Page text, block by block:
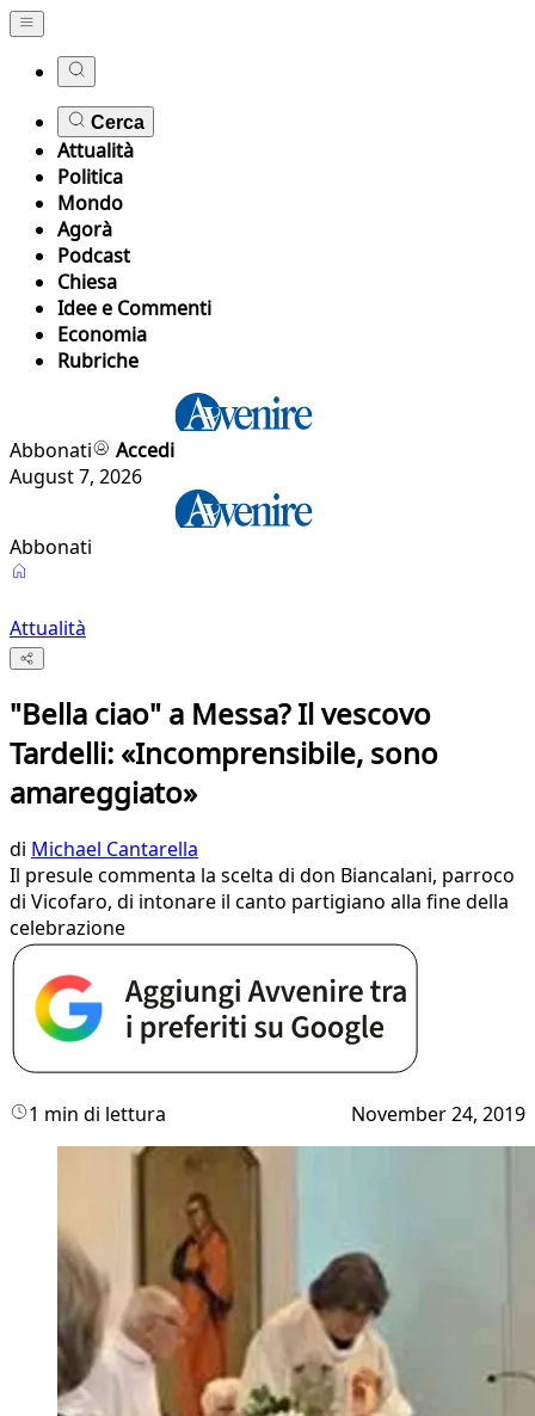
Cerca
Attualità
Politica
Mondo
Agorà
Podcast
Chiesa
Idee e Commenti
Economia
Rubriche
Abbonati
Accedi
August 7, 2026
Abbonati
Attualità
"Bella ciao" a Messa? Il vescovo
Tardelli: «Incomprensibile, sono
amareggiato»
di Michael Cantarella
Il presule commenta la scelta di don Biancalani, parroco
di Vicofaro, di intonare il canto partigiano alla fine della
celebrazione
1 min di lettura November 24, 2019